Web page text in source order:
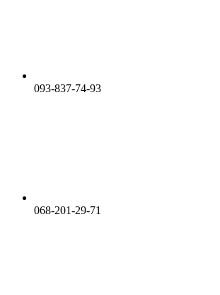
093-837-74-93
068-201-29-71